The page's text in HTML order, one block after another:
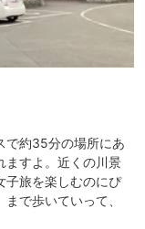
で約35分の場所にあ
ますよ。近くの川景
子旅を楽しむのにぴ
で歩いていって、